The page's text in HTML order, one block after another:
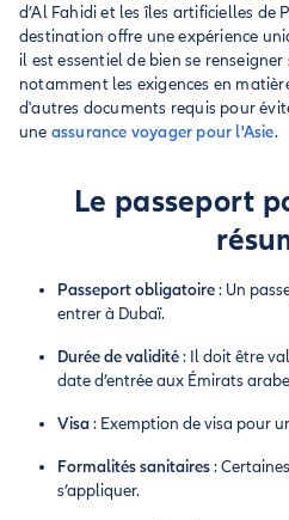
d’Al Fahidi et les îles artificielles de
destination offre une expérience
il est essentiel de bien se
notamment les exigences en
d'autres documents requis pour
une assurance voyager pour l'Asie.
Le passeport
Passeport obligatoire: Un
entrer à Dubaï.
Durée de validité: Il doit être
date d’entrée aux Émirats
Visa: Exemption de visa pour
Formalités sanitaires:
s’appliquer.